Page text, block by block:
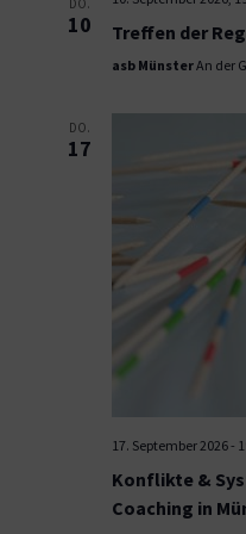
DO.
10 Treffen der
asb MünsterAn der
DO.
17
17. September 2026-
Konflikte &
Coaching in